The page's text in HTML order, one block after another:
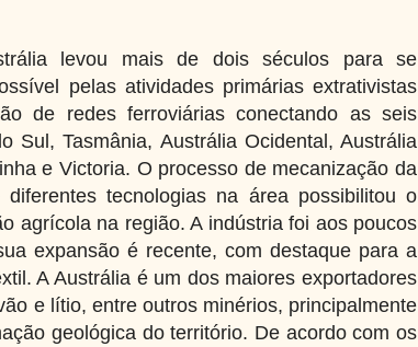
levou mais de dois séculos para se
pelas atividades primárias extrativistas
de redes ferroviárias conectando as seis
Sul, Tasmânia, Austrália Ocidental, Austrália
e Victoria. O processo de mecanização da
tecnologias na área possibilitou o
agrícola na região. A indústria foi aos poucos
expansão é recente, com destaque para a
A Austrália é um dos maiores exportadores
e lítio, entre outros minérios, principalmente
geológica do território. De acordo com os